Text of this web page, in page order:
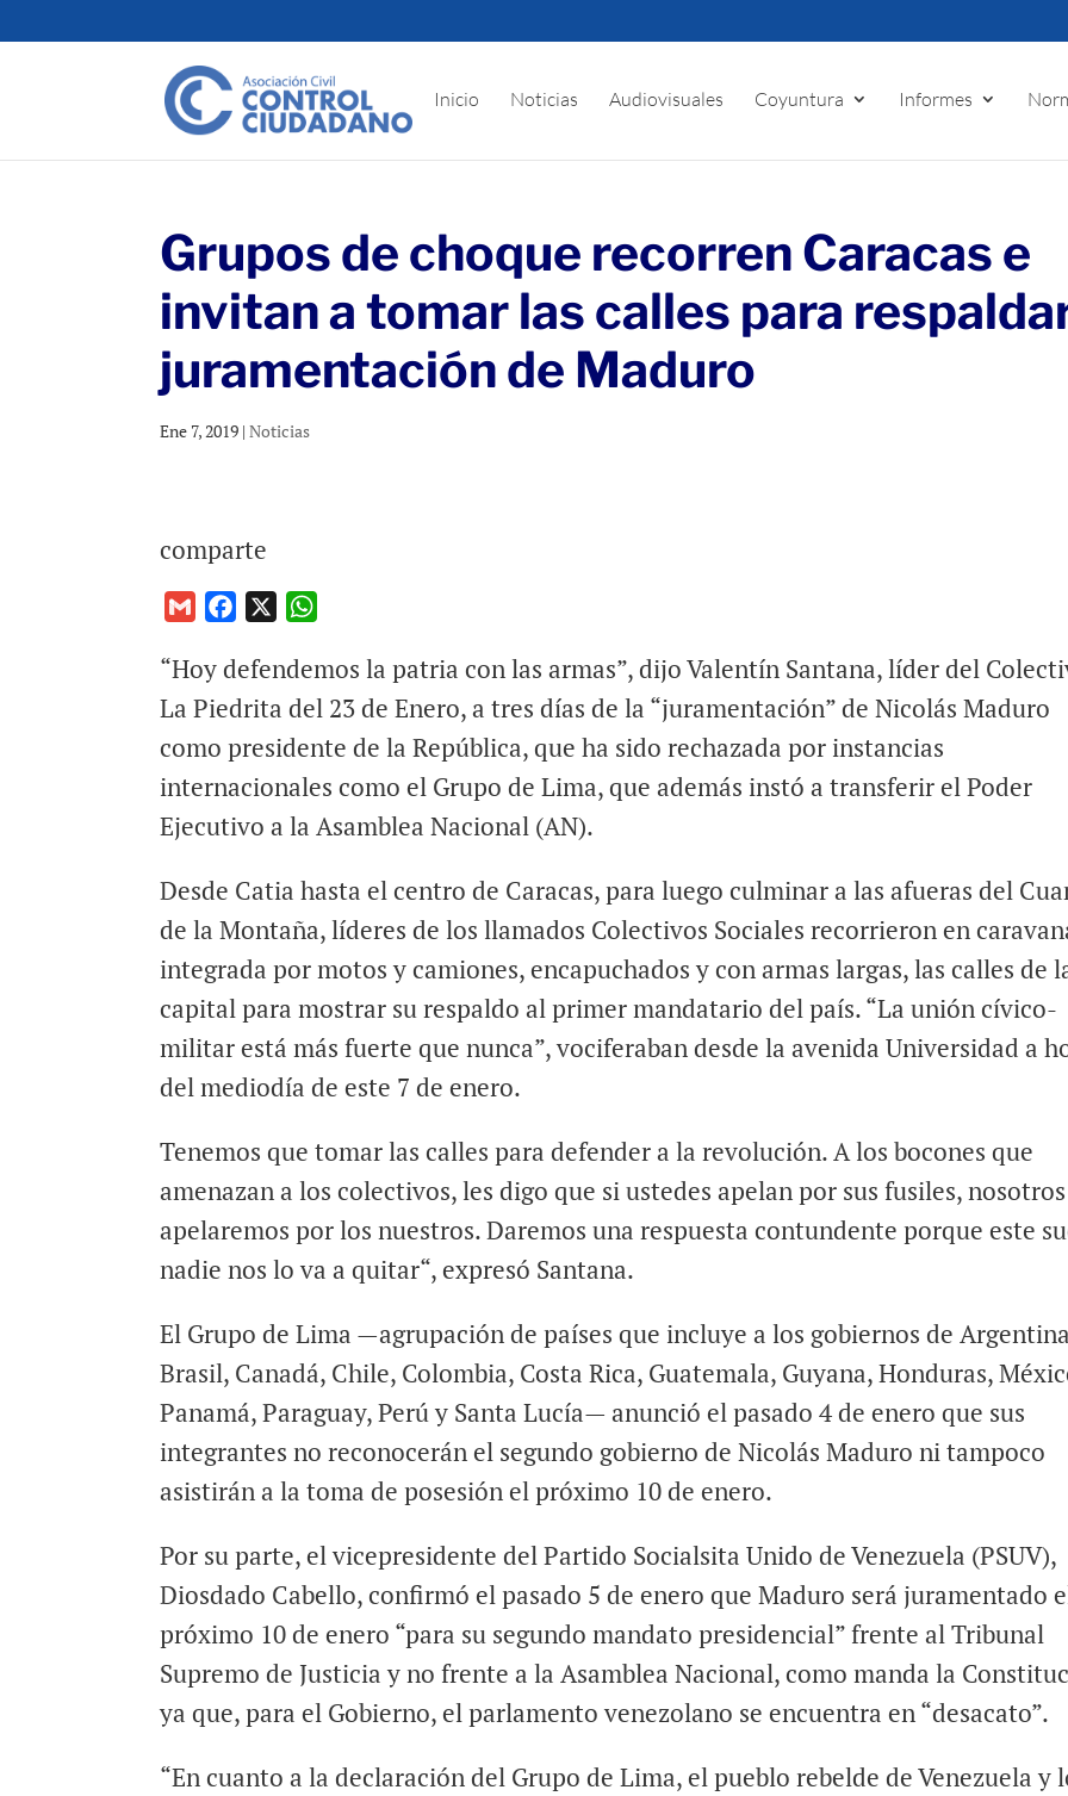
Inicio Noticias Audiovisuales Coyuntura Informes
Grupos de choque recorren Caracas e
invitan a tomar las calles para
juramentación de Maduro
Ene 7, 2019 |Noticias
comparte
G
a
i
c
e
o
o
k
a
t
A
p
p
“Hoy defendemos la patria con las armas”, dijo Valentín Santana, líder del
La Piedrita del 23 de Enero, a tres días de la “juramentación” de Nicolás Maduro
como presidente de la República, que ha sido rechazada por instancias
internacionales como el Grupo de Lima, que además instó a transferir el Poder
Ejecutivo a la Asamblea Nacional (AN).
Desde Catia hasta el centro de Caracas, para luego culminar a las afueras del
de la Montaña, líderes de los llamados Colectivos Sociales recorrieron en
integrada por motos y camiones, encapuchados y con armas largas, las calles de
capital para mostrar su respaldo al primer mandatario del país. “La unión cívico-
militar está más fuerte que nunca”, vociferaban desde la avenida Universidad a
del mediodía de este 7 de enero.
Tenemos que tomar las calles para defender a la revolución. A los bocones que
amenazan a los colectivos, les digo que si ustedes apelan por sus fusiles, nosotros
apelaremos por los nuestros. Daremos una respuesta contundente porque este
nadie nos lo va a quitar“, expresó Santana.
El Grupo de Lima —agrupación de países que incluye a los gobiernos de
Brasil, Canadá, Chile, Colombia, Costa Rica, Guatemala, Guyana, Honduras,
Panamá, Paraguay, Perú y Santa Lucía— anunció el pasado 4 de enero que sus
integrantes no reconocerán el segundo gobierno de Nicolás Maduro ni tampoco
asistirán a la toma de posesión el próximo 10 de enero.
Por su parte, el vicepresidente del Partido Socialsita Unido de Venezuela (PSUV),
Diosdado Cabello, confirmó el pasado 5 de enero que Maduro será juramentado
próximo 10 de enero “para su segundo mandato presidencial” frente al Tribunal
Supremo de Justicia y no frente a la Asamblea Nacional, como manda la
ya que, para el Gobierno, el parlamento venezolano se encuentra en “desacato”.
“En cuanto a la declaración del Grupo de Lima, el pueblo rebelde de Venezuela y